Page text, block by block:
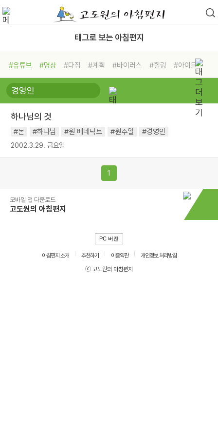
태그로 보는 아침편지
#유튜브 #명상 #다짐 #계획 #바이러스 #힐링
#아이들
#비전캠프
#독서캠프 #삶
#희망
#나눔 #친구 #링컨학교
#독서
#건강
하나님의 것
#돈 #하나님 #원 베네딕트 #원주일 #경영인
2002.3.29. 금요일
1
모바일 앱 다운로드
고도원의 아침편지
PC 버전
아침편지 소개 추천하기 이용약관
개인정보 처리방침
ⓒ 고도원의 아침편지